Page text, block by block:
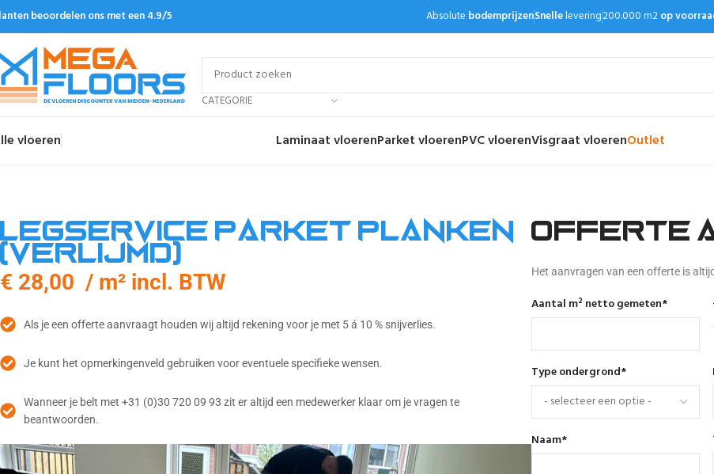
beoordelen ons met een 4.9/5 Absolute bodemprijzenSnellelevering200.000 m2op
CATEGORIE
vloeren Laminaat vloerenParket vloerenPVC vloerenVisgraat vloerenOutlet
Legservice parket planken
(verlijmd)
€ 28,00 / m² incl. BTW
Als je een offerte aanvraagt houden wij altijd rekening voor je met 5 á 10 % snijverlies.
Je kunt het opmerkingenveld gebruiken voor eventuele specifieke wensen.
Wanneer je belt met +31 (0)30 720 09 93 zit er altijd een medewerker klaar om je vragen te
beantwoorden.
Offerte
Het aanvragen van een offerte is
Aantal m² netto gemeten*
Type ondergrond*
Naam*